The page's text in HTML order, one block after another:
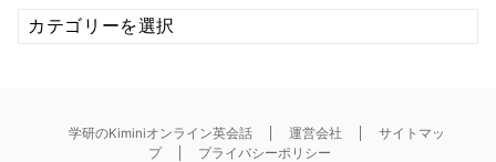
カ
テ
学研のKiminiオンライン英会話 運営会社
サイトマッ
プ
プライバシーポリシー